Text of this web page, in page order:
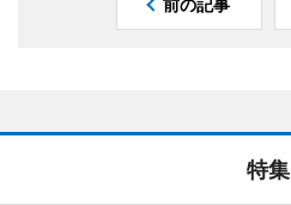
前の記事
特集